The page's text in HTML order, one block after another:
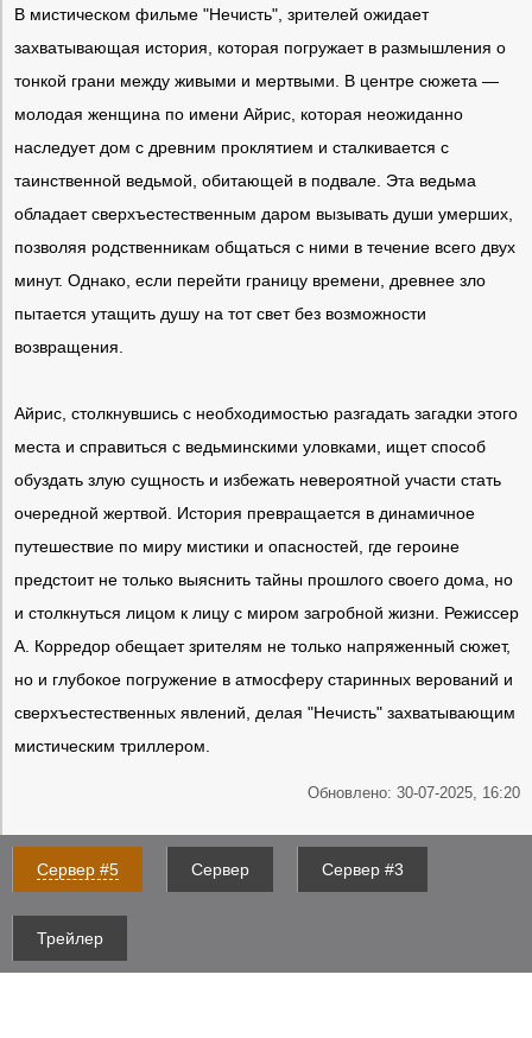
В мистическом фильме "Нечисть", зрителей ожидает
захватывающая история, которая погружает в размышления о
тонкой грани между живыми и мертвыми. В центре сюжета —
молодая женщина по имени Айрис, которая неожиданно
наследует дом с древним проклятием и сталкивается с
таинственной ведьмой, обитающей в подвале. Эта ведьма
обладает сверхъестественным даром вызывать души умерших,
позволяя родственникам общаться с ними в течение всего двух
минут. Однако, если перейти границу времени, древнее зло
пытается утащить душу на тот свет без возможности
возвращения.
Айрис, столкнувшись с необходимостью разгадать загадки этого
места и справиться с ведьминскими уловками, ищет способ
обуздать злую сущность и избежать невероятной участи стать
очередной жертвой. История превращается в динамичное
путешествие по миру мистики и опасностей, где героине
предстоит не только выяснить тайны прошлого своего дома, но
и столкнуться лицом к лицу с миром загробной жизни. Режиссер
А. Корредор обещает зрителям не только напряженный сюжет,
но и глубокое погружение в атмосферу старинных верований и
сверхъестественных явлений, делая "Нечисть" захватывающим
мистическим триллером.
Обновлено: 30-07-2025, 16:20
Сервер #5 Сервер Сервер #3
Трейлер